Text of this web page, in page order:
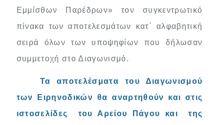
Εμμίσθων Παρέδρων» τoν συγκεντρωτικό
πίνακα των αποτελεσμάτων κατ΄ αλφαβητική
σειρά όλων των υποψηφίων που δήλωσαν
συμμετοχή στο Διαγωνισμό.
Τα αποτελέσματα του Διαγωνισμού
των Ειρηνοδικών θα αναρτηθούν και στις
ιστοσελίδες του Αρείου Πάγου και της